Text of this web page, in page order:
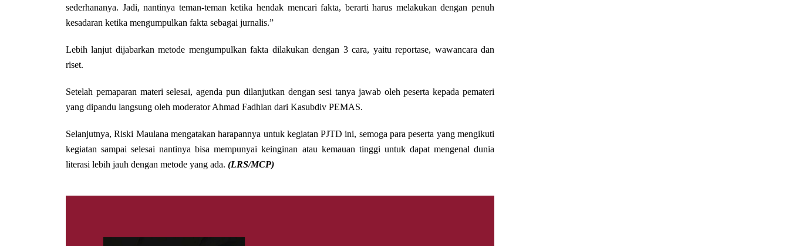
sederhananya. Jadi, nantinya teman-teman ketika hendak mencari fakta, berarti harus melakukan dengan penuh
kesadaran ketika mengumpulkan fakta sebagai jurnalis.”
Lebih lanjut dijabarkan metode mengumpulkan fakta dilakukan dengan 3 cara, yaitu reportase, wawancara dan
riset.
Setelah pemaparan materi selesai, agenda pun dilanjutkan dengan sesi tanya jawab oleh peserta kepada pemateri
yang dipandu langsung oleh moderator Ahmad Fadhlan dari Kasubdiv PEMAS.
Selanjutnya, Riski Maulana mengatakan harapannya untuk kegiatan PJTD ini, semoga para peserta yang mengikuti
kegiatan sampai selesai nantinya bisa mempunyai keinginan atau kemauan tinggi untuk dapat mengenal dunia
literasi lebih jauh dengan metode yang ada. (LRS/MCP)